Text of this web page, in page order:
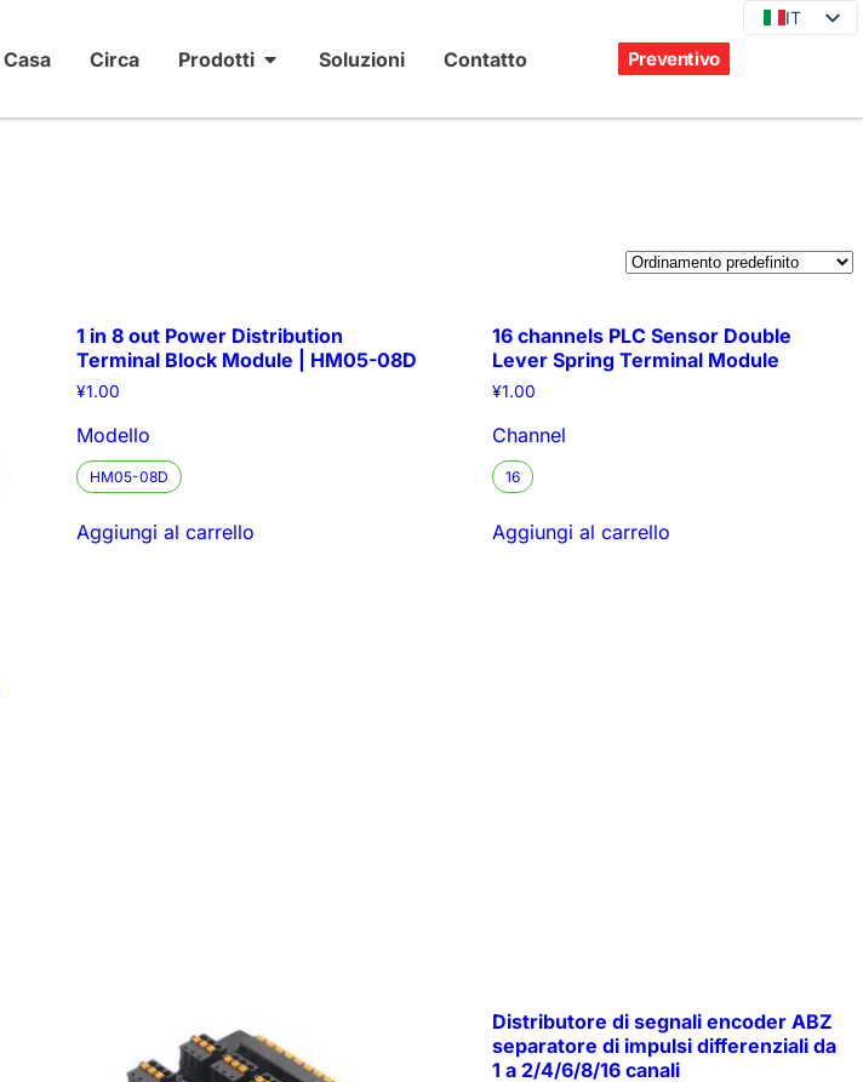
Casa Circa Prodotti Soluzioni Contatto Preventivo
IT
IT
ES
RU
1 in 8 out Power Distribution
Terminal Block Module | HM05-08D
¥1.00
Modello
HM05-08D
Aggiungi al carrello
16 channels PLC Sensor Double
Lever Spring Terminal Module
¥1.00
Channel
16
Aggiungi al carrello
Distributore di segnali encoder ABZ
separatore di impulsi differenziali da
1 a 2/4/6/8/16 canali